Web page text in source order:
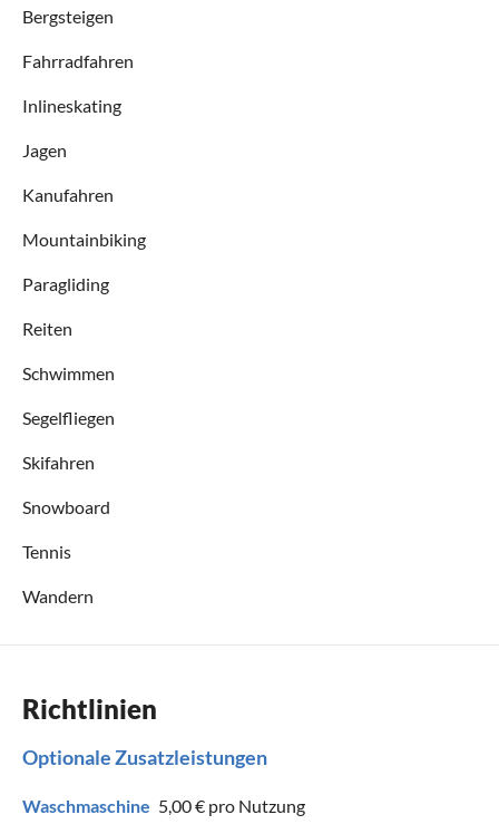
Bergsteigen
Fahrradfahren
Inlineskating
Jagen
Kanufahren
Mountainbiking
Paragliding
Reiten
Schwimmen
Segelfliegen
Skifahren
Snowboard
Tennis
Wandern
Richtlinien
Optionale Zusatzleistungen
Waschmaschine 5,00 € pro Nutzung